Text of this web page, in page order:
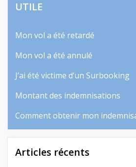
UTILE
Mon vol a été retardé
Mon vol a été annulé
J’ai été victime d’un Surbooking
Montant des indemnisations
Comment obtenir mon
Articles récents